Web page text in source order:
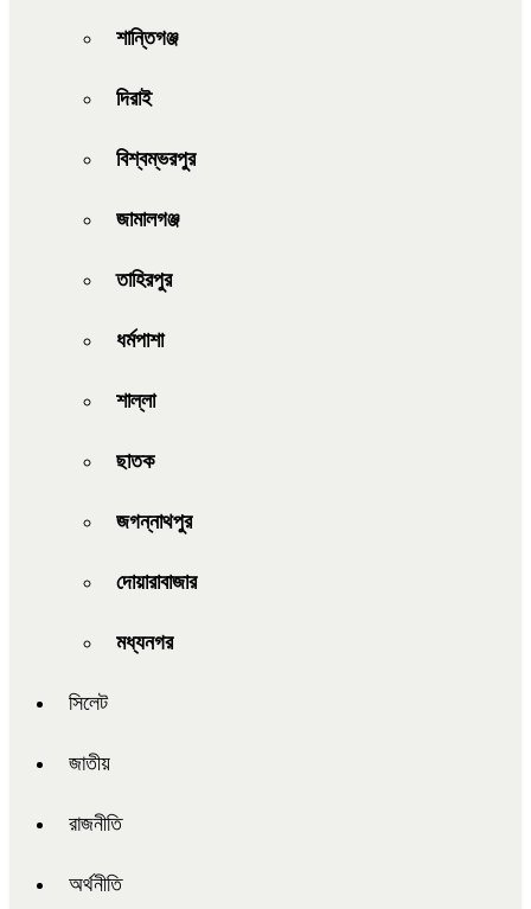
শান্তিগঞ্জ
দিরাই
বিশ্বম্ভরপুর
জামালগঞ্জ
তাহিরপুর
ধর্মপাশা
শাল্লা
ছাতক
জগন্নাথপুর
দোয়ারাবাজার
মধ্যনগর
সিলেট
জাতীয়
রাজনীতি
অর্থনীতি